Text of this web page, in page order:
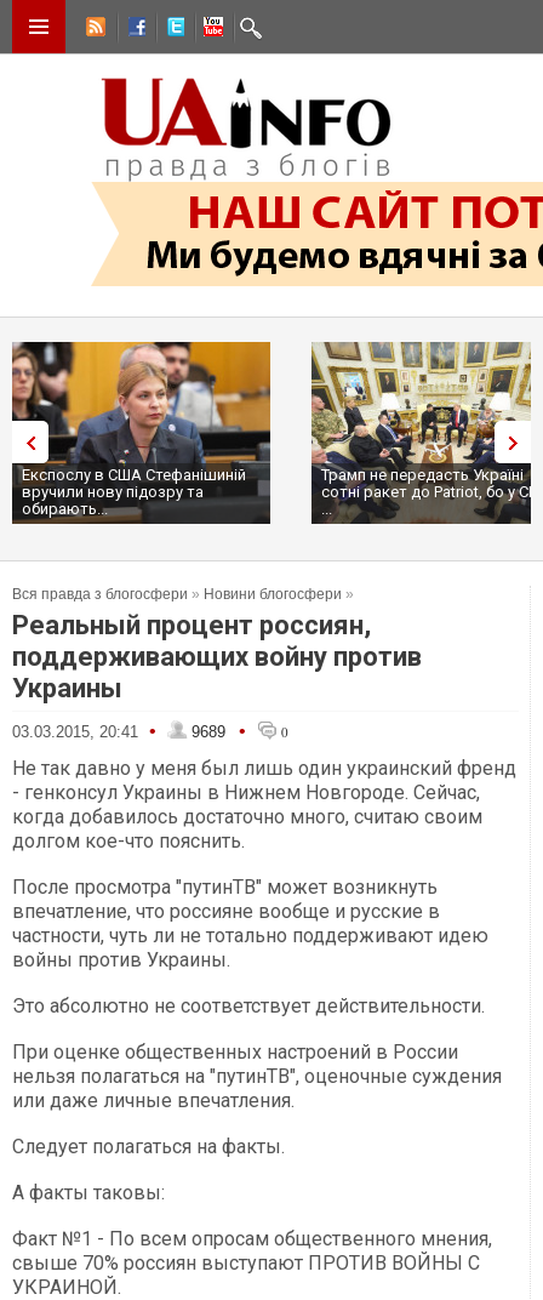
Експослу в США Стефанішиній
вручили нову підозру та
обирають...
Трамп не передасть Україні
сотні ракет до Patriot, бо у
...
Вся правда з блогосфери » Новини блогосфери »
Реальный процент россиян,
поддерживающих войну против
Украины
03.03.2015, 20:41 • 9689 • 0
Не так давно у меня был лишь один украинский френд
- генконсул Украины в Нижнем Новгороде. Сейчас,
когда добавилось достаточно много, считаю своим
долгом кое-что пояснить.
После просмотра "путинТВ" может возникнуть
впечатление, что россияне вообще и русские в
частности, чуть ли не тотально поддерживают идею
войны против Украины.
Это абсолютно не соответствует действительности.
При оценке общественных настроений в России
нельзя полагаться на "путинТВ", оценочные суждения
или даже личные впечатления.
Следует полагаться на факты.
А факты таковы:
Факт №1 - По всем опросам общественного мнения,
свыше 70% россиян выступают ПРОТИВ ВОЙНЫ С
УКРАИНОЙ.